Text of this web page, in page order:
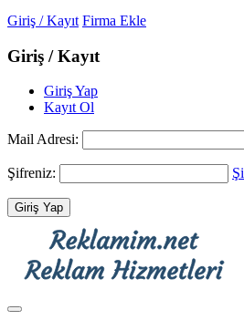
Giriş / Kayıt Firma Ekle
Giriş / Kayıt
Giriş Yap
Kayıt Ol
Mail Adresi:
Şifreniz: